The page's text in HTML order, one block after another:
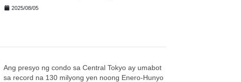
2025/08/05
Ang presyo ng condo sa Central Tokyo ay umabot
sa record na 130 milyong yen noong Enero-Hunyo